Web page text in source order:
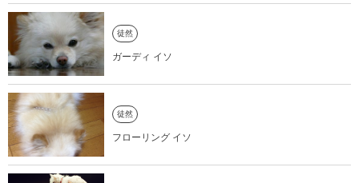
徒然
ガーディ イソ
徒然
フローリング イソ